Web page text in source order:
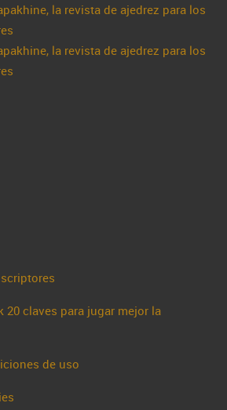
la revista de ajedrez para los
la revista de ajedrez para los
20 claves para jugar mejor la
de uso